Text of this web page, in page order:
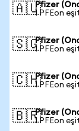
🇦🇺Pfizer
1 PFEon
🇸🇬Pfizer
1 PFEon
🇨🇭Pfizer
1 PFEon
🇧🇷Pfizer
1 PFEon